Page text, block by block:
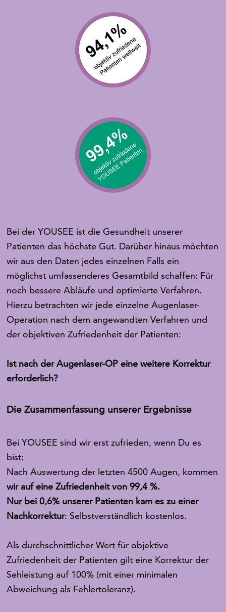
Bei der YOUSEE ist die Gesundheit unserer
Patienten das höchste Gut. Darüber hinaus möchten
wir aus den Daten jedes einzelnen Falls ein
möglichst umfassenderes Gesamtbild schaffen: Für
noch bessere Abläufe und optimierte Verfahren.
Hierzu betrachten wir jede einzelne Augenlaser-
Operation nach dem angewandten Verfahren und
der objektiven Zufriedenheit der Patienten:
Ist nach der Augenlaser-OP eine weitere Korrektur
erforderlich?
Die Zusammenfassung unserer Ergebnisse
Bei YOUSEE sind wir erst zufrieden, wenn Du es
bist:
Nach Auswertung der letzten 4500 Augen, kommen
wir auf eine Zufriedenheit von 99,4 %.
Nur bei 0,6% unserer Patienten kam es zu einer
Nachkorrektur: Selbstverständlich kostenlos.
Als durchschnittlicher Wert für objektive
Zufriedenheit der Patienten gilt eine Korrektur der
Sehleistung auf 100% (mit einer minimalen
Abweichung als Fehlertoleranz).